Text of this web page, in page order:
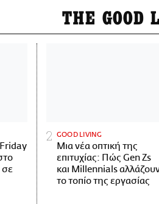
THE GOOD
σε
GOOD LIVING
Μια νέα οπτική της
επιτυχίας: Πώς Gen Zs
και Millennials
το τοπίο της εργασίας